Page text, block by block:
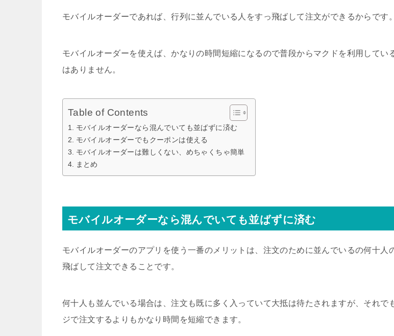
モバイルオーダーであれば、行列に並んでいる人をすっ飛ばして注文ができるからです。
モバイルオーダーを使えば、かなりの時間短縮になるので普段からマクドを利用してい
はありません。
Table of Contents
モバイルオーダーなら混んでいても並ばずに済む
モバイルオーダーでもクーポンは使える
モバイルオーダーは難しくない、めちゃくちゃ簡単
まとめ
モバイルオーダーなら混んでいても並ばずに済む
モバイルオーダーのアプリを使う一番のメリットは、注文のために並んでいるの何十人
飛ばして注文できることです。
何十人も並んでいる場合は、注文も既に多く入っていて大抵は待たされますが、それで
ジで注文するよりもかなり時間を短縮できます。